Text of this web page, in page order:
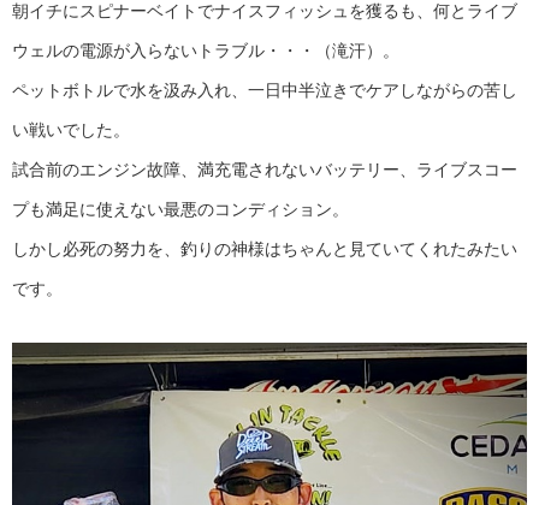
朝イチにスピナーベイトでナイスフィッシュを獲るも、何とライブ
ウェルの電源が入らないトラブル・・・（滝汗）。
ペットボトルで水を汲み入れ、一日中半泣きでケアしながらの苦し
い戦いでした。
試合前のエンジン故障、満充電されないバッテリー、ライブスコー
プも満足に使えない最悪のコンディション。
しかし必死の努力を、釣りの神様はちゃんと見ていてくれたみたい
です。